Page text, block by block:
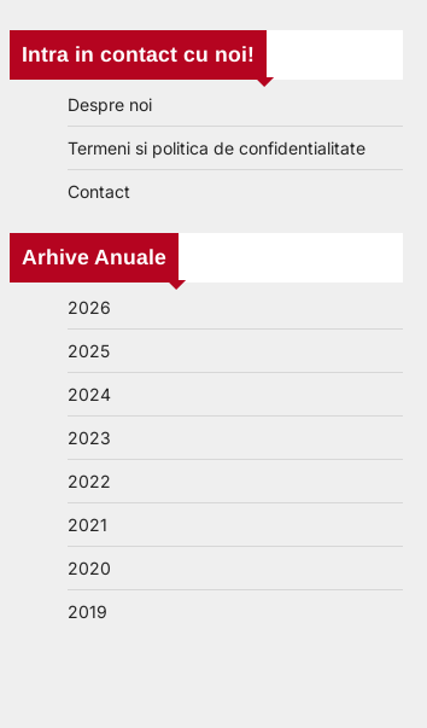
Intra in contact cu noi!
Despre noi
Termeni si politica de confidentialitate
Contact
Arhive Anuale
2026
2025
2024
2023
2022
2021
2020
2019